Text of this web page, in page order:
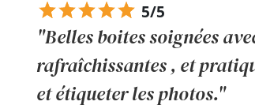
5/5
"Belles boites soignées
rafraîchissantes , et
et étiqueter les photos."